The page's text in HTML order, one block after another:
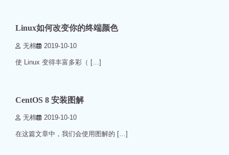
Linux如何改变你的终端颜色
无棉 2019-10-10
使 Linux 变得丰富多彩（ […]
CentOS 8 安装图解
无棉 2019-10-10
在这篇文章中，我们会使用图解的 […]